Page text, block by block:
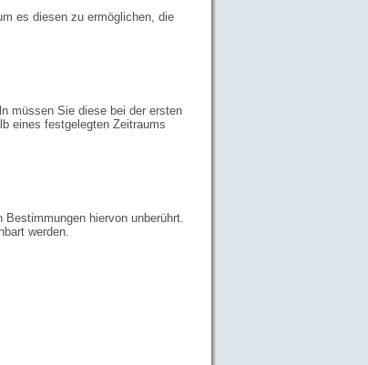
es diesen zu ermöglichen, die
müssen Sie diese bei der ersten
eines festgelegten Zeitraums
hiervon unberührt.
werden.